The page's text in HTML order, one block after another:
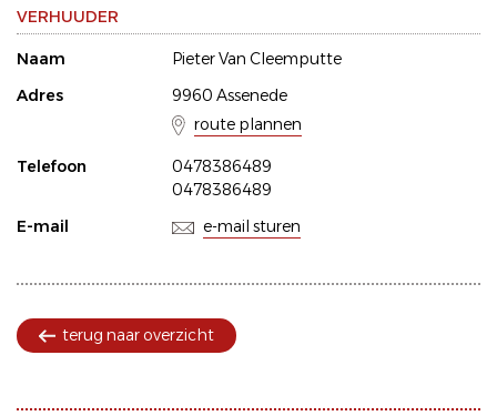
VERHUUDER
Naam
Pieter Van Cleemputte
Adres
9960 Assenede
route plannen
Telefoon
0478386489
0478386489
E-mail
e-mail sturen
terug naar overzicht